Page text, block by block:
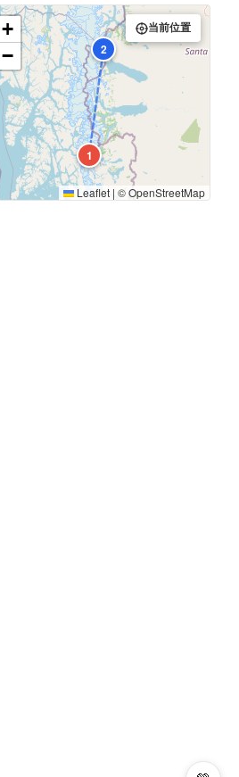
1
2
+
−
当前位置
Leaflet | ©OpenStreetMap